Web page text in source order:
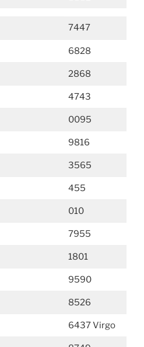
7447
6828
2868
4743
0095
9816
3565
455
010
7955
1801
9590
8526
6437 Virgo